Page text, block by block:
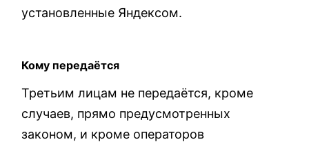
установленные Яндексом.
Кому передаётся
Третьим лицам не передаётся, кроме
случаев, прямо предусмотренных
законом, и кроме операторов